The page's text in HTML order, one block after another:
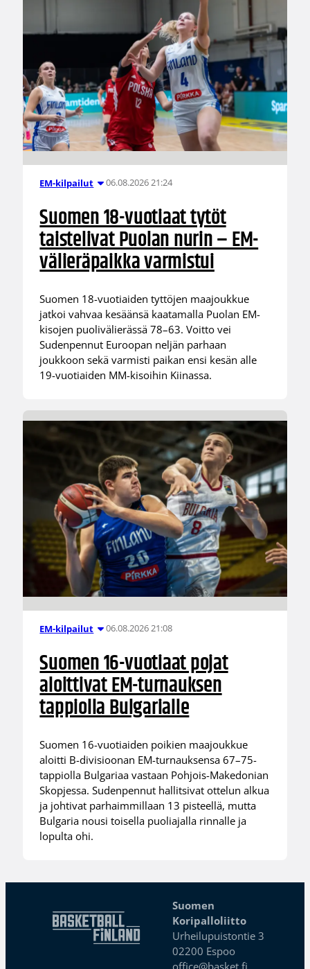
EM-kilpailut 06.08.2026 21:24
Suomen 18-vuotiaat tytöt
taistelivat Puolan nurin – EM-
välieräpaikka varmistui
Suomen 18-vuotiaiden tyttöjen maajoukkue
jatkoi vahvaa kesäänsä kaatamalla Puolan EM-
kisojen puolivälierässä 78–63. Voitto vei
Sudenpennut Euroopan neljän parhaan
joukkoon sekä varmisti paikan ensi kesän alle
19-vuotiaiden MM-kisoihin Kiinassa.
EM-kilpailut 06.08.2026 21:08
Suomen 16-vuotiaat pojat
aloittivat EM-turnauksen
tappiolla Bulgarialle
Suomen 16-vuotiaiden poikien maajoukkue
aloitti B-divisioonan EM-turnauksensa 67–75-
tappiolla Bulgariaa vastaan Pohjois-Makedonian
Skopjessa. Sudenpennut hallitsivat ottelun alkua
ja johtivat parhaimmillaan 13 pisteellä, mutta
Bulgaria nousi toisella puoliajalla rinnalle ja
lopulta ohi.
Suomen
Koripalloliitto
Urheilupuistontie 3
02200 Espoo
office@basket.fi